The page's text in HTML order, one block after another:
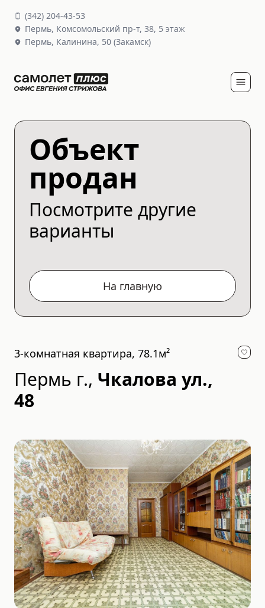
(342) 204-43-53
Пермь, Комсомольский пр-т, 38, 5 этаж
Пермь, Калинина, 50 (Закамск)
Объект
продан
Посмотрите другие
варианты
На главную
3-комнатная квартира, 78.1м²
Пермь г., Чкалова ул.,
48